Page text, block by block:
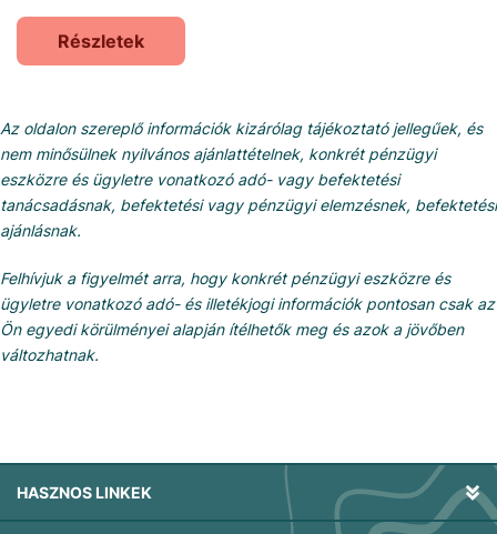
Részletek
Az oldalon szereplő információk kizárólag tájékoztató jellegűek, és
nem minősülnek nyilvános ajánlattételnek, konkrét pénzügyi
eszközre és ügyletre vonatkozó adó- vagy befektetési
tanácsadásnak, befektetési vagy pénzügyi elemzésnek, befektetési
ajánlásnak.
Felhívjuk a figyelmét arra, hogy konkrét pénzügyi eszközre és
ügyletre vonatkozó adó- és illetékjogi információk pontosan csak az
Ön egyedi körülményei alapján ítélhetők meg és azok a jövőben
változhatnak.
HASZNOS LINKEK